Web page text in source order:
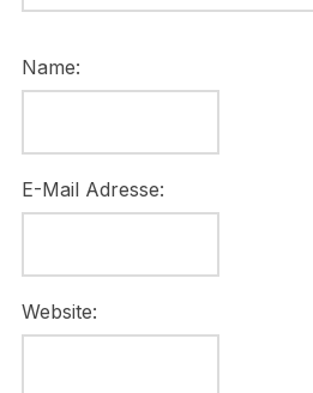
Name:
E-Mail Adresse:
Website: